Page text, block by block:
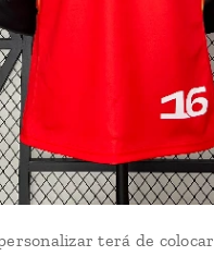
terá de